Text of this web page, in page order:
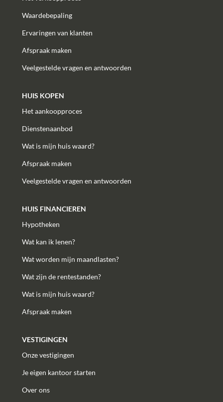
Waardebepaling
Ervaringen van klanten
Afspraak maken
Veelgestelde vragen en antwoorden
HUIS KOPEN
Het aankoopproces
Dienstenaanbod
Wat is mijn huis waard?
Afspraak maken
Veelgestelde vragen en antwoorden
HUIS FINANCIEREN
Hypotheken
Wat kan ik lenen?
Wat worden mijn maandlasten?
Wat zijn de rentestanden?
Wat is mijn huis waard?
Afspraak maken
VESTIGINGEN
Onze vestigingen
Je eigen kantoor starten
Over ons